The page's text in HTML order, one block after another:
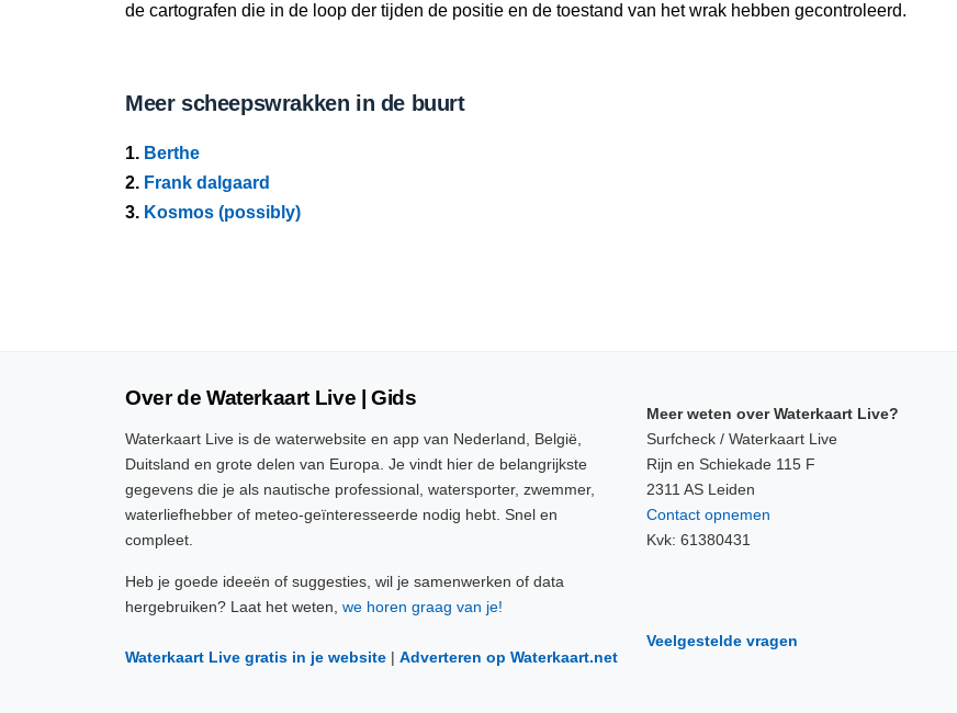
de cartografen die in de loop der tijden de positie en de toestand van het wrak hebben gecontroleerd.
Meer scheepswrakken in de buurt
1. Berthe
2. Frank dalgaard
3. Kosmos (possibly)
Over de Waterkaart Live | Gids
Waterkaart Live is de waterwebsite en app van Nederland, België,
Duitsland en grote delen van Europa. Je vindt hier de belangrijkste
gegevens die je als nautische professional, watersporter, zwemmer,
waterliefhebber of meteo-geïnteresseerde nodig hebt. Snel en
compleet.
Heb je goede ideeën of suggesties, wil je samenwerken of data
hergebruiken? Laat het weten, we horen graag van je!
Waterkaart Live gratis in je website | Adverteren op Waterkaart.net
Meer weten over Waterkaart Live?
Surfcheck / Waterkaart Live
Rijn en Schiekade 115 F
2311 AS Leiden
Contact opnemen
Kvk: 61380431
Veelgestelde vragen